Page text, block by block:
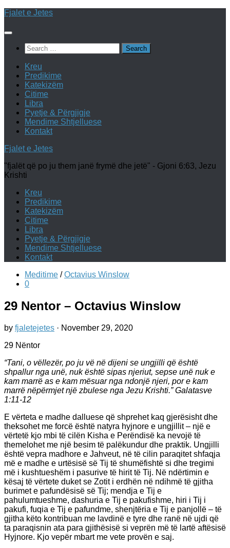
Skip
content
Fjalet e Jetes
Search
for:
Kreu
Predikime
Katekizëm
Citime
Libra
Pyetje & Përgjigje
Mendime Shtjelluese
Kontakt
Fjalet e Jetes
"fjalët që po ju them janë frymë dhe jetë" - Gjoni 6:63, Jezu
Krishti
Kreu
Predikime
Katekizëm
Citime
Libra
Pyetje & Përgjigje
Mendime Shtjelluese
Kontakt
Meditime / Octavius Winslow
0
29 Nentor – Octavius Winslow
by fjaletejetes · November 29, 2020
29 Nëntor
“Tani, o vëllezër, po ju vë në dijeni se ungjilli që është
shpallur nga unë, nuk është sipas njeriut, sepse unë nuk e
kam marrë as e kam mësuar nga ndonjë njeri, por e kam
marrë nëpërmjet një zbulese nga Jezu Krishti.” Galatasve
1:11-12
E vërteta e madhe dalluese që shprehet kaq gjerësisht dhe
theksohet me forcë është natyra hyjnore e ungjillit – një e
vërtetë kjo mbi të cilën Kisha e Perëndisë ka nevojë të
themelohet me një besim të palëkundur dhe praktik. Ungjilli
është vepra madhore e Jahveut, në të cilin paraqitet shfaqja
më e madhe e urtësisë së Tij të shumëfishtë si dhe tregimi
më i kushtueshëm i pasurive të hirit të Tij. Në ndërtimin e
kësaj të vërtete duket se Zotit i erdhën në ndihmë të gjitha
burimet e pafundësisë së Tij; mendja e Tij e
pahulumtueshme, dashuria e Tij e pakufishme, hiri i Tij i
pakufi, fuqia e Tij e pafundme, shenjtëria e Tij e panjollë – të
gjitha këto kontribuan me lavdinë e tyre dhe ranë në ujdi që
ta paraqisnin ata para gjithësisë si veprën më të lartë aftësisë
Hyjnore. Kjo vepër mbart me vete provën e saj.